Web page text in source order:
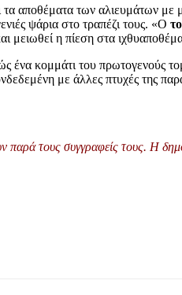
αποθέματα των αλιευμάτων με
ψάρια στο τραπέζι τους. «Ο
μειωθεί η πίεση στα
ένα κομμάτι του πρωτογενούς
με άλλες πτυχές της
τους συγγραφείς τους. Η